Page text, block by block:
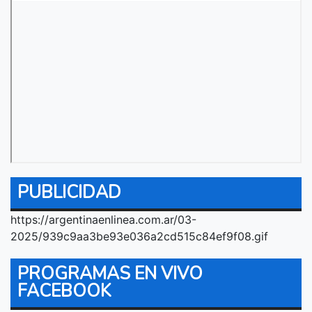
PUBLICIDAD
https://argentinaenlinea.com.ar/03-
2025/939c9aa3be93e036a2cd515c84ef9f08.gif
PROGRAMAS EN VIVO
FACEBOOK